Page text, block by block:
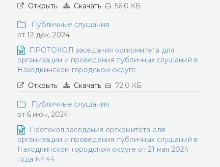
Открыть Скачать 56.0 КБ
Публичные слушания
от 12 дек, 2024
ПРОТОКОЛ заседания оргкомитета для
организации и проведения публичных слушаний в
Находкинском городском округе
Открыть
Скачать 72.0 КБ
Публичные слушания
от 6 июн, 2024
Протокол заседания оргкомитета для
организации и проведения публичных слушаний в
Находкинском городском округе от 21 мая 2024
года № 44